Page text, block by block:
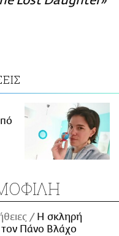
H σκληρή
τον Πάνο Βλάχο